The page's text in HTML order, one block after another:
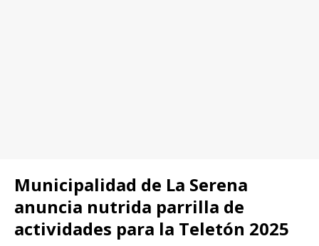
Municipalidad de La Serena
anuncia nutrida parrilla de
actividades para la Teletón 2025